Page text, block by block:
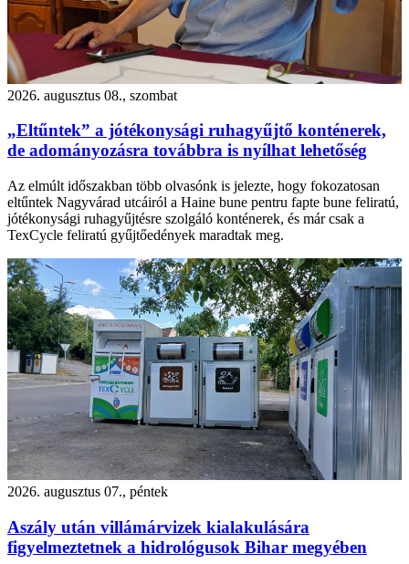
2026. augusztus 08., szombat
„Eltűntek” a jótékonysági ruhagyűjtő konténerek,
de adományozásra továbbra is nyílhat lehetőség
Az elmúlt időszakban több olvasónk is jelezte, hogy fokozatosan
eltűntek Nagyvárad utcáiról a Haine bune pentru fapte bune feliratú,
jótékonysági ruhagyűjtésre szolgáló konténerek, és már csak a
TexCycle feliratú gyűjtőedények maradtak meg.
2026. augusztus 07., péntek
Aszály után villámárvizek kialakulására
figyelmeztetnek a hidrológusok Bihar megyében